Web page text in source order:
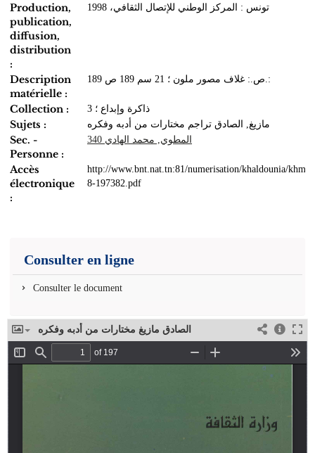
Production,
publication,
diffusion,
distribution
:
تونس : المركز الوطني للإتصال الثقافي، 1998
Description
matérielle :
189 ص.: غلاف مصور ملون ؛ 21 سم 189 ص.:
Collection : ذاكرة وإبداع ؛ 3
Sujets : مازيغ, الصادق تراجم مختارات من أدبه وفكره
Sec. -
Personne :
المطوي, محمد الهادي 340
Accès
électronique
:
http://www.bnt.nat.tn:81/numerisation/khaldounia/
8-197382.pdf
Consulter en ligne
Consulter le document
الصادق مازيغ مختارات من أدبه وفكره